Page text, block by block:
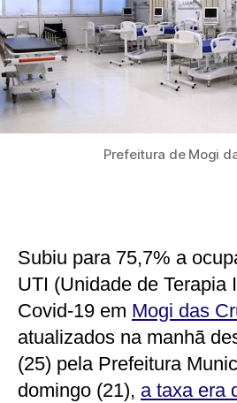
Prefeitura de Mogi
Subiu para 75,7% a
UTI (Unidade de Terapia
Covid-19 em Mogi das
atualizados na manhã
(25) pela Prefeitura
domingo (21), a taxa era